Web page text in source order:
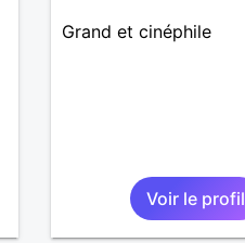
Grand et cinéphile
Voir le profil